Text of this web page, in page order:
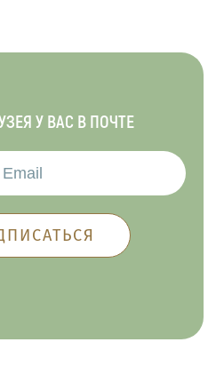
У ВАС В ПОЧТЕ